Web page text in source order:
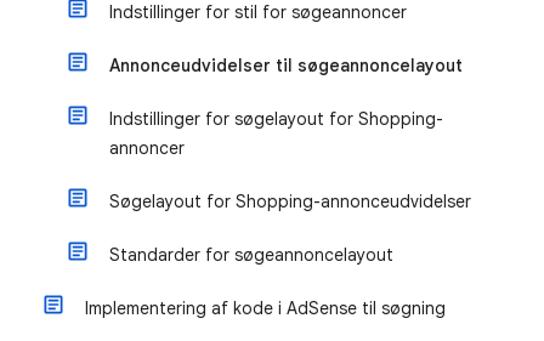
Indstillinger for stil for søgeannoncer
Annonceudvidelser til søgeannoncelayout
Indstillinger for søgelayout for Shopping-
annoncer
Søgelayout for Shopping-annonceudvidelser
Standarder for søgeannoncelayout
Implementering af kode i AdSense til søgning